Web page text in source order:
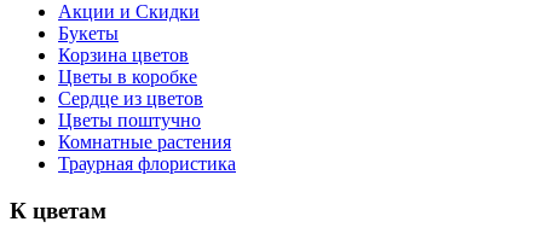
Акции и Скидки
Букеты
Корзина цветов
Цветы в коробке
Сердце из цветов
Цветы поштучно
Комнатные растения
Траурная флористика
К цветам